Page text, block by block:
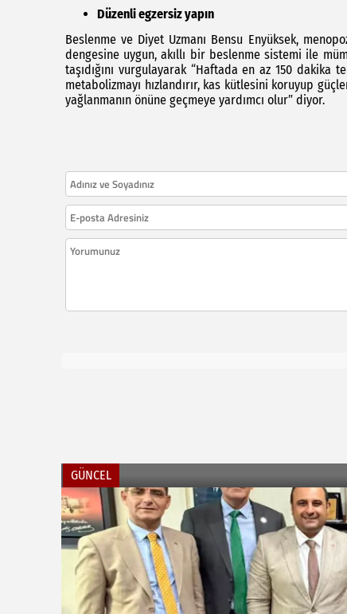
Düzenli egzersiz yapın
Beslenme ve Diyet Uzmanı Bensu Enyüksek,
dengesine uygun, akıllı bir beslenme sistemi ile
taşıdığını vurgulayarak “Haftada en az 150
metabolizmayı hızlandırır, kas kütlesini koruyup
yağlanmanın önüne geçmeye yardımcı olur” diyor.
GÜNCEL